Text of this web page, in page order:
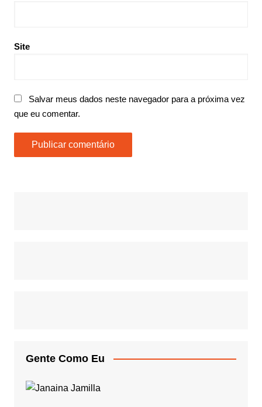
Site
Salvar meus dados neste navegador para a próxima vez
que eu comentar.
Gente Como Eu